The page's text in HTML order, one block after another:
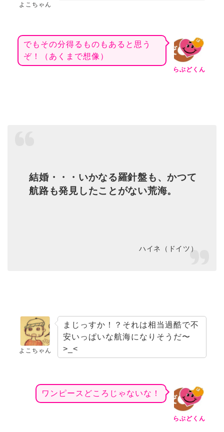
よこちゃん
らぶどくん
でもその分得るものもあると思う
ぞ！（あくまで想像）
結婚・・・いかなる羅針盤も、かつて
航路も発見したことがない荒海。
ハイネ（ドイツ）
よこちゃん
まじっすか！？それは相当過酷で不
安いっぱいな航海になりそうだ〜
>_<
らぶどくん
ワンピースどころじゃないな！